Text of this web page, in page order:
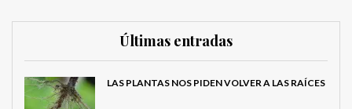
Últimas entradas
LAS PLANTAS NOS PIDEN VOLVER A LAS RAÍCES